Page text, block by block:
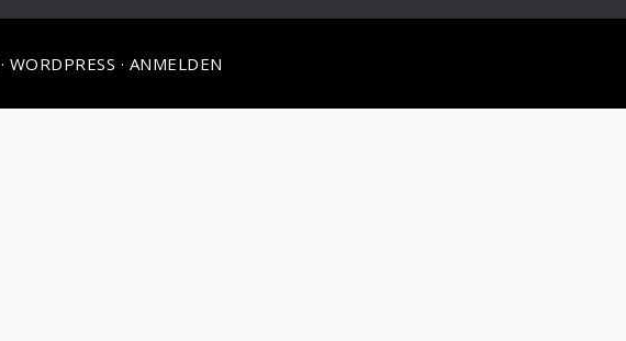
· WORDPRESS · ANMELDEN